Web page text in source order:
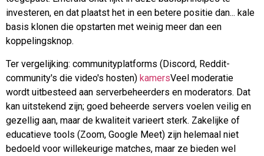
investeren, en dat plaatst het in een betere positie dan... kale
basis klonen die opstarten met weinig meer dan een
koppelingsknop.
Ter vergelijking: communityplatforms (Discord, Reddit-
community's die video's hosten) kamersVeel moderatie
wordt uitbesteed aan serverbeheerders en moderators. Dat
kan uitstekend zijn; goed beheerde servers voelen veilig en
gezellig aan, maar de kwaliteit varieert sterk. Zakelijke of
educatieve tools (Zoom, Google Meet) zijn helemaal niet
bedoeld voor willekeurige matches, maar ze bieden wel